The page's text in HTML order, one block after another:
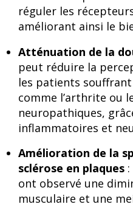
réguler les
améliorant ainsi le
Atténuation de la
peut réduire la
les patients souffrant
comme l’arthrite ou
neuropathiques,
inflammatoires et
Amélioration de la
sclérose en plaques
ont observé une
musculaire et une